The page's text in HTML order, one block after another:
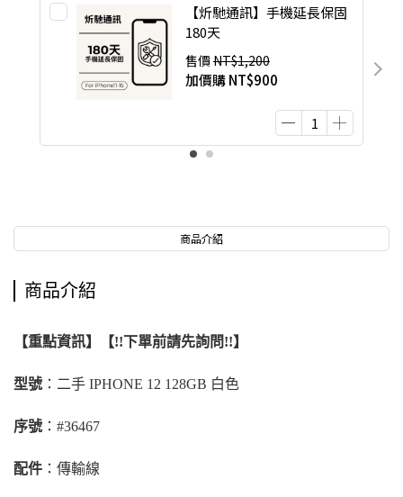
【炘馳通訊】手機延長保固
180天
售價 NT$1,200
加價購NT$900
商品介紹
商品介紹
【重點資訊】【!!下單前請先詢問!!】
型號 ：二手 IPHONE 12 128GB 白色
序號 ：#36467
配件 ：傳輸線